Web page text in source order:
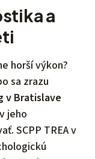
a
horší výkon?
sa zrazu
v Bratislave
jeho
SCPP TREA v